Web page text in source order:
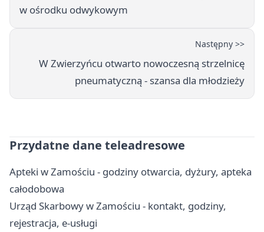
w ośrodku odwykowym
Następny >>
W Zwierzyńcu otwarto nowoczesną strzelnicę
pneumatyczną - szansa dla młodzieży
Przydatne dane teleadresowe
Apteki w Zamościu - godziny otwarcia, dyżury, apteka
całodobowa
Urząd Skarbowy w Zamościu - kontakt, godziny,
rejestracja, e-usługi